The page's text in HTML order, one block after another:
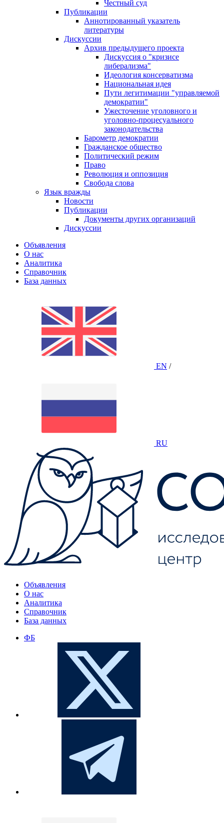
Честный суд
Публикации
Аннотированный указатель
литературы
Дискуссии
Архив предыдущего проекта
Дискуссия о "кризисе
либерализма"
Идеология консерватизма
Национальная идея
Пути легитимации "управляемой
демократии"
Ужесточение уголовного и
уголовно-процесуального
законодательства
Барометр демократии
Гражданское общество
Политический режим
Право
Революция и оппозиция
Свобода слова
Язык вражды
Новости
Публикации
Документы других организаций
Дискуссии
Объявления
О нас
Аналитика
Справочник
База данных
EN /
RU
Объявления
О нас
Аналитика
Справочник
База данных
ФБ